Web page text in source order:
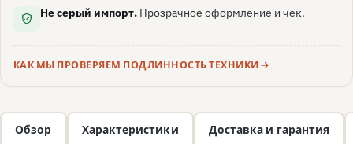
Не серый импорт. Прозрачное оформление и чек.
КАК МЫ ПРОВЕРЯЕМ ПОДЛИННОСТЬ ТЕХНИКИ
Обзор Характеристики Доставка и гарантия